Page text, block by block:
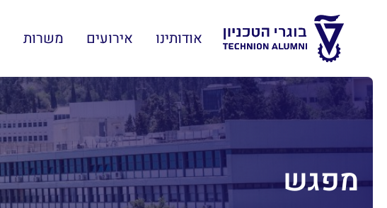
אודותינו אירועים משרות
מפגש